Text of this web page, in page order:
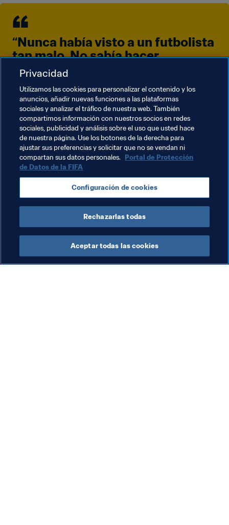
“Nunca había visto a un futbolista
tan malo. No sabía hacer
prácticamente nada. Pero confié
en él por el carácter que tenía”.
Guenter Netzer, tiempo después de que el
entrenador del Hamburgo fichara a Horst
Hrubesch en 1978
Temas relacionados
Alemania
Privacidad
Utilizamos las cookies para personalizar el contenido y los
anuncios, añadir nuevas funciones a las plataformas
sociales y analizar el tráfico de nuestra web. También
compartimos información con nuestros socios en redes
sociales, publicidad y análisis sobre el uso que usted hace
de nuestra página. Use los botones de la derecha para
ajustar sus preferencias y solicitar que no se vendan ni
compartan sus datos personales. Portal de Protección
de Datos de la FIFA
Configuración de cookies
Rechazarlas todas
Aceptar todas las cookies